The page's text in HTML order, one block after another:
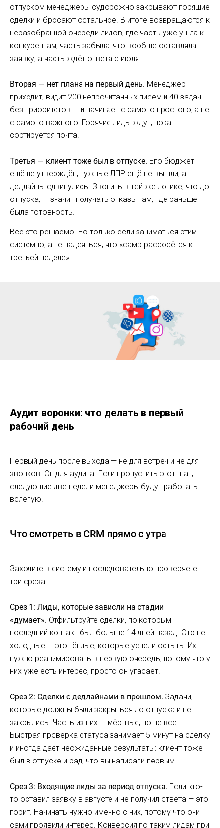
отпуском менеджеры судорожно закрывают горящие
сделки и бросают остальное. В итоге возвращаются к
неразобранной очереди лидов, где часть уже ушла к
конкурентам, часть забыла, что вообще оставляла
заявку, а часть ждёт ответа с июля.
Вторая — нет плана на первый день. Менеджер
приходит, видит 200 непрочитанных писем и 40 задач
без приоритетов — и начинает с самого простого, а не
с самого важного. Горячие лиды ждут, пока
сортируется почта.
Третья — клиент тоже был в отпуске. Его бюджет
ещё не утверждён, нужные ЛПР ещё не вышли, а
дедлайны сдвинулись. Звонить в той же логике, что до
отпуска, — значит получать отказы там, где раньше
была готовность.
Всё это решаемо. Но только если заниматься этим
системно, а не надеяться, что «само рассосётся к
третьей неделе».
Аудит воронки: что делать в первый
рабочий день
Первый день после выхода — не для встреч и не для
звонков. Он для аудита. Если пропустить этот шаг,
следующие две недели менеджеры будут работать
вслепую.
Что смотреть в CRM прямо с утра
Заходите в систему и последовательно проверяете
три среза.
Срез 1: Лиды, которые зависли на стадии
«думает». Отфильтруйте сделки, по которым
последний контакт был больше 14 дней назад. Это не
холодные — это тёплые, которые успели остыть. Их
нужно реанимировать в первую очередь, потому что у
них уже есть интерес, просто он угасает.
Срез 2: Сделки с дедлайнами в прошлом. Задачи,
которые должны были закрыться до отпуска и не
закрылись. Часть из них — мёртвые, но не все.
Быстрая проверка статуса занимает 5 минут на сделку
и иногда даёт неожиданные результаты: клиент тоже
был в отпуске и рад, что вы написали первым.
Срез 3: Входящие лиды за период отпуска. Если кто-
то оставил заявку в августе и не получил ответа — это
горит. Начинать нужно именно с них, потому что они
сами проявили интерес. Конверсия по таким лидам при